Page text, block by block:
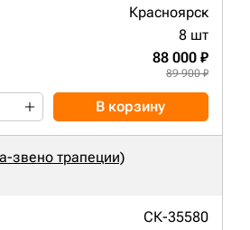
Красноярск
8 шт
88 000 ₽
89 900 ₽
В корзину
звено трапеции)
СК-35580